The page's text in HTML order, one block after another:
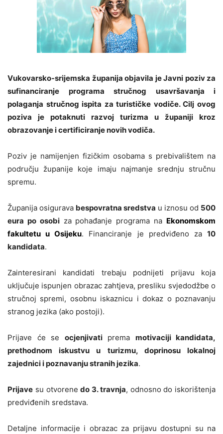
Vukovarsko-srijemska županija objavila je Javni poziv za
sufinanciranje programa stručnog usavršavanja i
polaganja stručnog ispita za turističke vodiče. Cilj ovog
poziva je potaknuti razvoj turizma u županiji kroz
obrazovanje i certificiranje novih vodiča.
Poziv je namijenjen fizičkim osobama s prebivalištem na
području županije koje imaju najmanje srednju stručnu
spremu.
Županija osigurava bespovratna sredstva u iznosu od 500
eura po osobiza pohađanje programa na Ekonomskom
fakultetu u Osijeku. Financiranje je predviđeno za10
kandidata.
Zainteresirani kandidati trebaju podnijeti prijavu koja
uključuje ispunjen obrazac zahtjeva, presliku svjedodžbe o
stručnoj spremi, osobnu iskaznicu i dokaz o poznavanju
stranog jezika (ako postoji).
Prijave će se ocjenjivatiprema motivaciji kandidata,
prethodnom iskustvu u turizmu, doprinosu lokalnoj
zajednici i poznavanju stranih jezika.
Prijave su otvorenedo 3. travnja, odnosno do iskorištenja
predviđenih sredstava.
Detaljne informacije i obrazac za prijavu dostupni su na